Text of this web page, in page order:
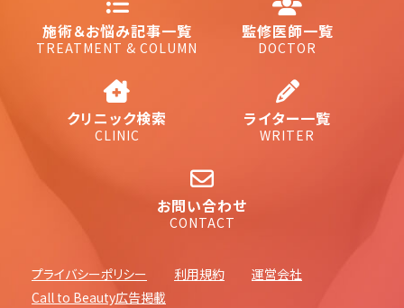
施術＆お悩み記事一覧
TREATMENT & COLUMN
監修医師一覧
DOCTOR
クリニック検索
CLINIC
ライター一覧
WRITER
お問い合わせ
CONTACT
プライバシーポリシー 利用規約
運営会社
Call to Beauty広告掲載